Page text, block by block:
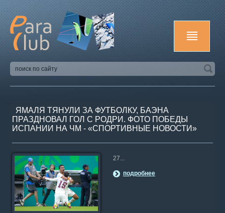
ЯМАЛЯ ТЯНУЛИ ЗА ФУТБОЛКУ, БАЭНА
ПРАЗДНОВАЛ ГОЛ С РОДРИ. ФОТО ПОБЕДЫ
ИСПАНИИ НА ЧМ - «СПОРТИВНЫЕ НОВОСТИ»
27...
подробнее